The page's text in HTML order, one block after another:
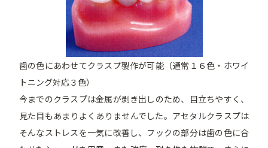
歯の色にあわせてクラスプ製作が可能（通常１６色・ホワイ
トニング対応３色）
今までのクラスプは金属が剥き出しのため、目立ちやすく、
見た目もあまりよくありませんでした。アセタルクラスプは
そんなストレスを一気に改善し、フックの部分は歯の色に合